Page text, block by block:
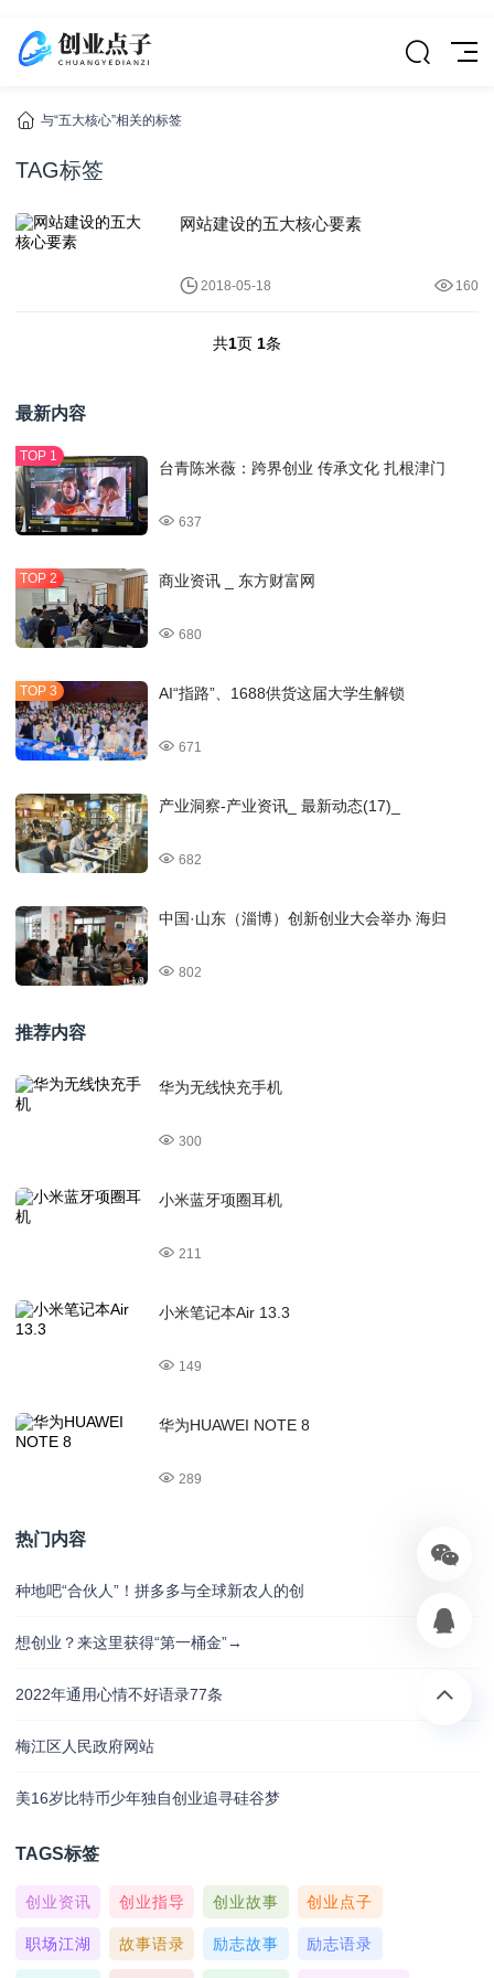
与“五大核心”相关的标签
TAG标签
网站建设的五大核心要素
2018-05-18 160
共1页 1条
最新内容
台青陈米薇：跨界创业 传承文化 扎根津门
637
商业资讯 _ 东方财富网
680
AI“指路”、1688供货这届大学生解锁
671
产业洞察-产业资讯_ 最新动态(17)_
682
中国·山东（淄博）创新创业大会举办 海归
802
推荐内容
华为无线快充手机
300
小米蓝牙项圈耳机
211
小米笔记本Air 13.3
149
华为HUAWEI NOTE 8
289
热门内容
种地吧“合伙人”！拼多多与全球新农人的创
想创业？来这里获得“第一桶金”→
2022年通用心情不好语录77条
梅江区人民政府网站
美16岁比特币少年独自创业追寻硅谷梦
TAGS标签
创业资讯 创业指导 创业故事 创业点子
职场江湖 故事语录 励志故事 励志语录